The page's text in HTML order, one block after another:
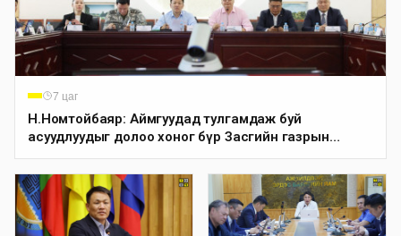
7 цаг
Н.Номтойбаяр: Аймгуудад тулгамдаж буй
асуудлуудыг долоо хоног бүр Засгийн газрын
хуралдаанд танилцуулж, шийдвэрлүүлнэ